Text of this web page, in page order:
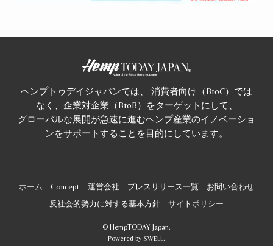
ヘンプトゥデイジャパンでは、 消費者向け（BtoC）では
なく、企業対企業（BtoB）をターゲットにして、
グローバルな展開が急速に進むヘンプ産業のイノベーショ
ンをサポートすることを目的にしています。
ホーム Concept 運営会社 プレスリリース一覧
お問い合わせ
反社会的勢力に対する基本方針
サイトポリシー
© HempTODAY Japan.
Powered by SWELL.